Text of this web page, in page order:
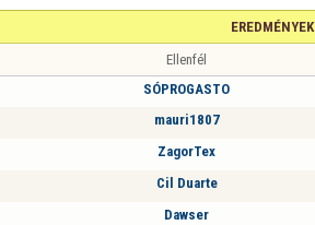
EREDMÉNYEK
Ellenfél
SÓPROGASTO
mauri1807
ZagorTex
Cil Duarte
Dawser